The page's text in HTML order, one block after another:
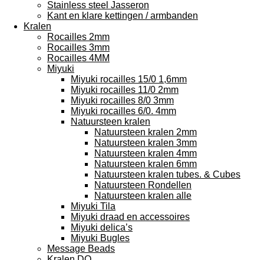
Stainless steel Jasseron
Kant en klare kettingen / armbanden
Kralen
Rocailles 2mm
Rocailles 3mm
Rocailles 4MM
Miyuki
Miyuki rocailles 15/0 1,6mm
Miyuki rocailles 11/0 2mm
Miyuki rocailles 8/0 3mm
Miyuki rocailles 6/0. 4mm
Natuursteen kralen
Natuursteen kralen 2mm
Natuursteen kralen 3mm
Natuursteen kralen 4mm
Natuursteen kralen 6mm
Natuursteen kralen tubes. & Cubes
Natuursteen Rondellen
Natuursteen kralen alle
Miyuki Tila
Miyuki draad en accessoires
Miyuki delica’s
Miyuki Bugles
Message Beads